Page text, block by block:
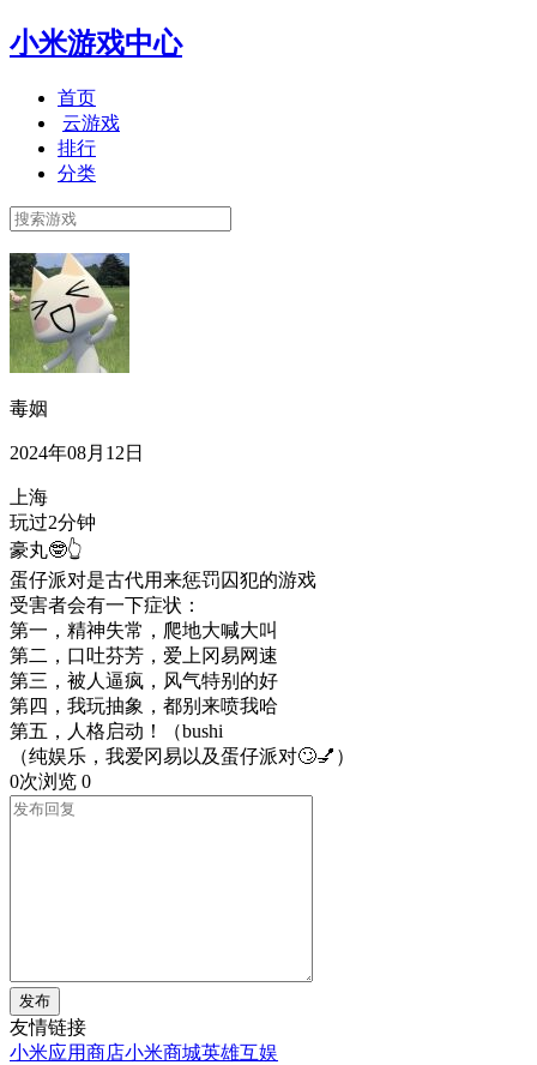
小米游戏中心
首页
云游戏
排行
分类
毒姻
2024年08月12日
上海
玩过2分钟
豪丸🤓👆
蛋仔派对是古代用来惩罚囚犯的游戏
受害者会有一下症状：
第一，精神失常，爬地大喊大叫
第二，口吐芬芳，爱上冈易网速
第三，被人逼疯，风气特别的好
第四，我玩抽象，都别来喷我哈
第五，人格启动！（bushi
（纯娱乐，我爱冈易以及蛋仔派对🙄💅）
0次浏览 0
发布
友情链接
小米应用商店小米商城英雄互娱